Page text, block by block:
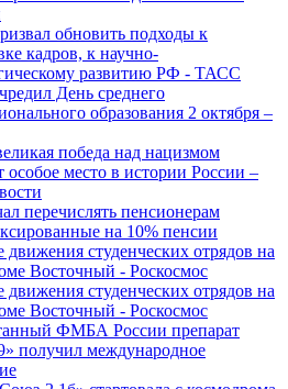
обновить подходы к
кадров, к научно-
развитию РФ - ТАСС
День среднего
образования 2 октября –
победа над нацизмом
особое место в истории России –
перечислять пенсионерам
на 10% пенсии
движения студенческих отрядов на
Восточный - Роскосмос
движения студенческих отрядов на
Восточный - Роскосмос
ФМБА России препарат
получил международное